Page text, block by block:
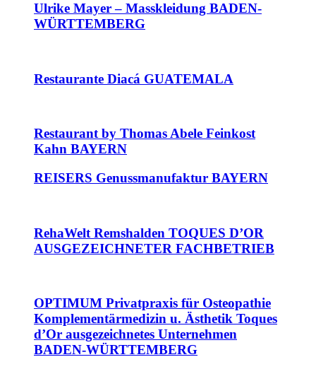
Ulrike Mayer – Masskleidung BADEN-
WÜRTTEMBERG
Restaurante Diacá GUATEMALA
Restaurant by Thomas Abele Feinkost
Kahn BAYERN
REISERS Genussmanufaktur BAYERN
RehaWelt Remshalden TOQUES D’OR
AUSGEZEICHNETER FACHBETRIEB
OPTIMUM Privatpraxis für Osteopathie
Komplementärmedizin u. Ästhetik Toques
d’Or ausgezeichnetes Unternehmen
BADEN-WÜRTTEMBERG